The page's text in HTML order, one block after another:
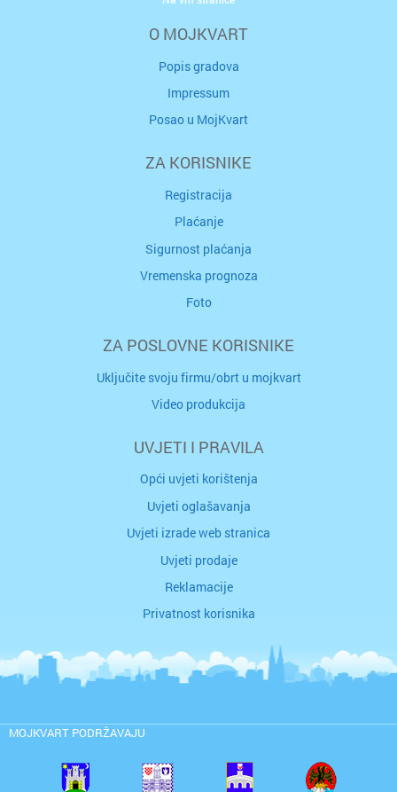
O MOJKVART
Popis gradova
Impressum
Posao u MojKvart
ZA KORISNIKE
Registracija
Plaćanje
Sigurnost plaćanja
Vremenska prognoza
Foto
ZA POSLOVNE KORISNIKE
Uključite svoju firmu/obrt u mojkvart
Video produkcija
UVJETI I PRAVILA
Opći uvjeti korištenja
Uvjeti oglašavanja
Uvjeti izrade web stranica
Uvjeti prodaje
Reklamacije
Privatnost korisnika
MOJKVART PODRŽAVAJU